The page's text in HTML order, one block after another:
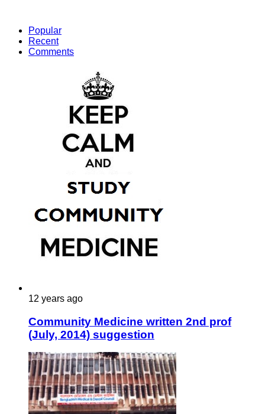
Popular
Recent
Comments
12 years ago
Community Medicine written 2nd prof
(July, 2014) suggestion